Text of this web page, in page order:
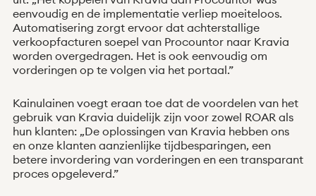
eenvoudig en de implementatie verliep moeiteloos.
Automatisering zorgt ervoor dat achterstallige
verkoopfacturen soepel van Procountor naar Kravia
worden overgedragen. Het is ook eenvoudig om
vorderingen op te volgen via het portaal.”
Kainulainen voegt eraan toe dat de voordelen van het
gebruik van Kravia duidelijk zijn voor zowel ROAR als
hun klanten: „De oplossingen van Kravia hebben ons
en onze klanten aanzienlijke tijdbesparingen, een
betere invordering van vorderingen en een transparant
proces opgeleverd.”